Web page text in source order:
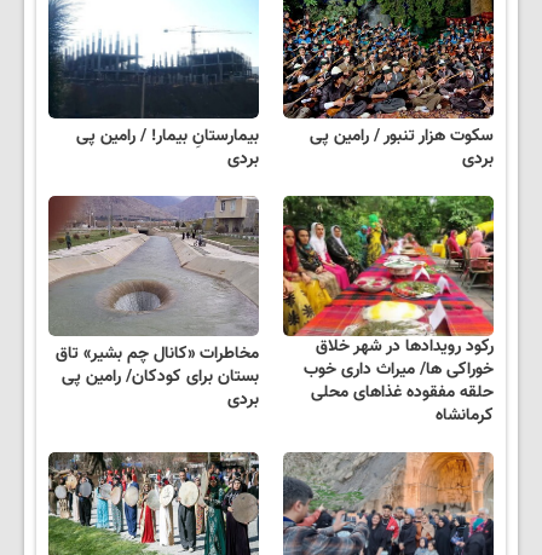
سکوت هزار تنبور / رامین پی
بردی
بیمارستانِ بیمار! / رامین پی
بردی
رکود رویدادها در شهر خلاق
خوراکی ها/ میراث داری خوب
حلقه مفقوده غذاهای محلی
کرمانشاه
مخاطرات «کانال چم بشیر» تاق
بستان برای کودکان/ رامین پی
بردی